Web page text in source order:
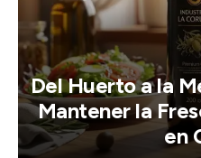
Del Huerto a la
Mantener la
en